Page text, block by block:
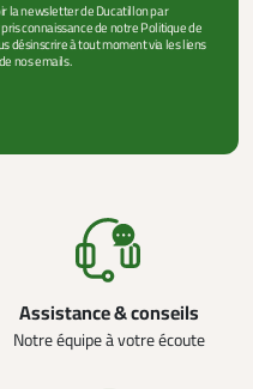
la newsletter de Ducatillon par
connaissance de notre Politique de
désinscrire à tout moment via les liens
nos emails.
Assistance & conseils
Notre équipe à votre écoute